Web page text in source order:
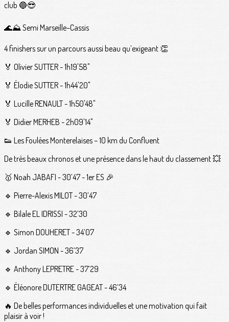
club 🔵😎
🌊⛰️ Semi Marseille–Cassis
4 finishers sur un parcours aussi beau qu’exigeant 👏
🏅 Olivier SUTTER - 1h19'58"
🏅 Élodie SUTTER - 1h44'20"
🏅 Lucille RENAULT - 1h50'48"
🏅 Didier MERHEB - 2h09'14"
👟 Les Foulées Monterelaises – 10 km du Confluent
De très beaux chronos et une présence dans le haut du classement 💥
🥇 Noah JABAFI - 30’47 - 1er ES 🎉
🔹 Pierre-Alexis MILOT - 30’47
🔹 Bilale EL IDRISSI - 32’30
🔹 Simon DOUHERET - 34’07
🔹 Jordan SIMON - 36’37
🔹 Anthony LEPRETRE - 37’29
🔹 Éléonore DUTERTRE GAGEAT - 46’34
🔥 De belles performances individuelles et une motivation qui fait
plaisir à voir !